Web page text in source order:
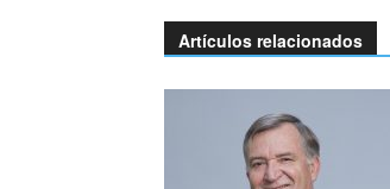
Artículos relacionados